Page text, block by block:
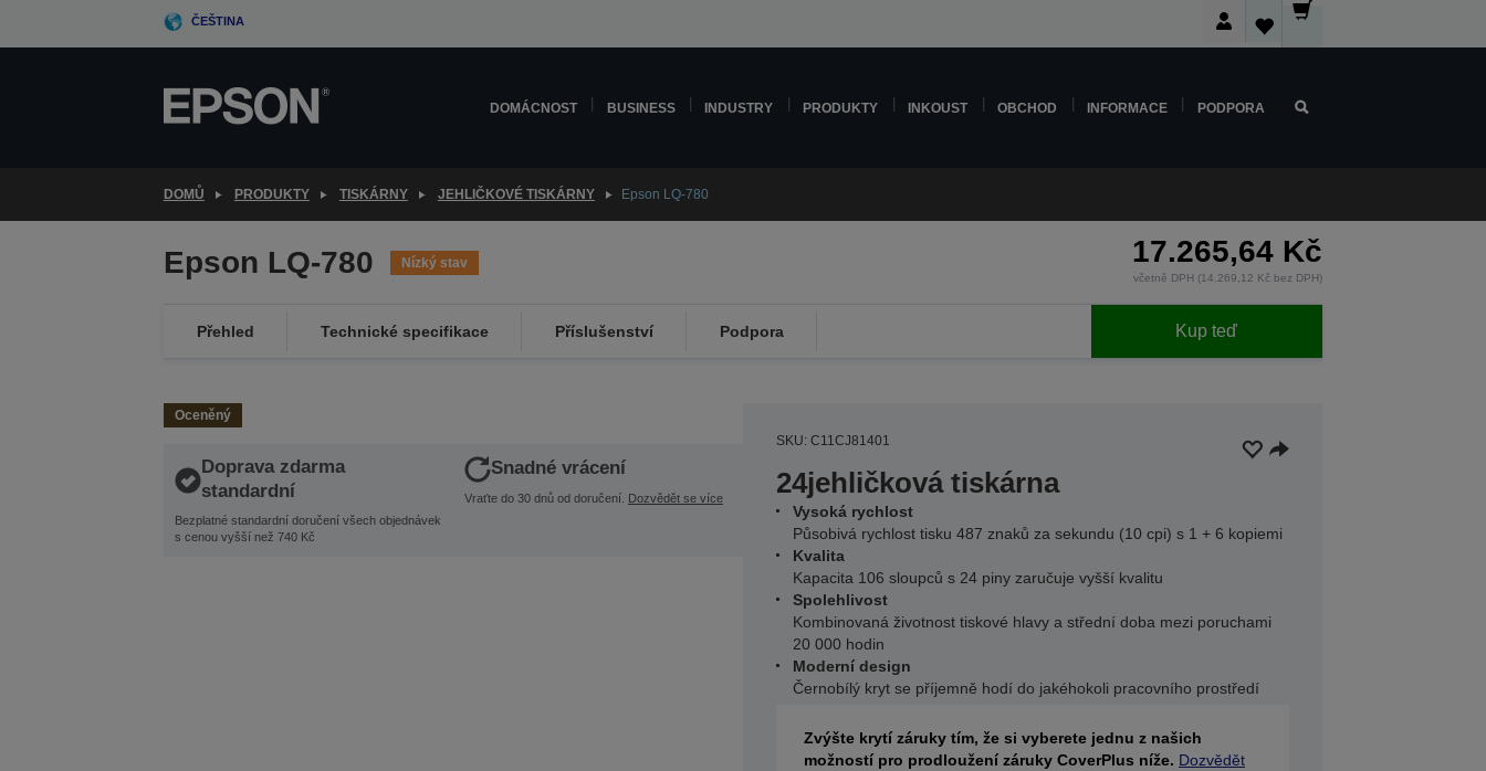
ČEŠTINA
DOMÁCNOST BUSINESS INDUSTRY PRODUKTY INKOUST OBCHOD INFORMACE PODPORA
DOMŮ PRODUKTY TISKÁRNY JEHLIČKOVÉ TISKÁRNY Epson LQ-780
Epson LQ-780 Nízký stav 17.265,64 Kč
včetně DPH (14.269,12 Kč bez DPH)
Přehled Technické specifikace Příslušenství Podpora Kup teď
Oceněný
Doprava zdarma
standardní
Bezplatné standardní doručení všech objednávek
s cenou vyšší než 740 Kč
Snadné vrácení
Vraťte do 30 dnů od doručení. Dozvědět se více
SKU: C11CJ81401
24jehličková tiskárna
Vysoká rychlost
Působivá rychlost tisku 487 znaků za sekundu (10 cpi) s 1 + 6 kopiemi
Kvalita
Kapacita 106 sloupců s 24 piny zaručuje vyšší kvalitu
Spolehlivost
Kombinovaná životnost tiskové hlavy a střední doba mezi poruchami
20 000 hodin
Moderní design
Černobílý kryt se příjemně hodí do jakéhokoli pracovního prostředí
Zvýšte krytí záruky tím, že si vyberete jednu z našich
možností pro prodloužení záruky CoverPlus níže. Dozvědět